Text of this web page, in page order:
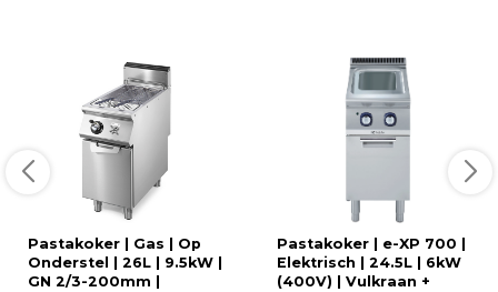
Pastakoker | Gas | Op
Onderstel | 26L | 9.5kW |
GN 2/3-200mm |
Pastakoker | e-XP 700 |
Elektrisch | 24.5L | 6kW
(400V) | Vulkraan +